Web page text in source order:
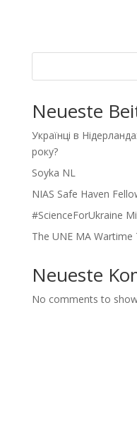
Neueste
Українці в
року?
Soyka NL
NIAS Safe Haven
#ScienceForUkraine
The UNE MA Wartime
Neueste
No comments to